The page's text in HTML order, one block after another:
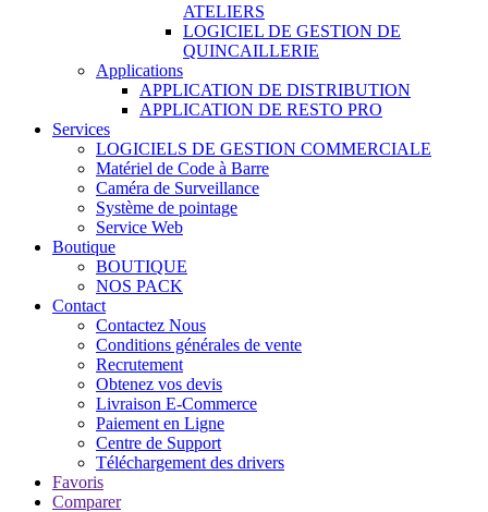
ATELIERS
LOGICIEL DE GESTION DE
QUINCAILLERIE
Applications
APPLICATION DE DISTRIBUTION
APPLICATION DE RESTO PRO
Services
LOGICIELS DE GESTION COMMERCIALE
Matériel de Code à Barre
Caméra de Surveillance
Système de pointage
Service Web
Boutique
BOUTIQUE
NOS PACK
Contact
Contactez Nous
Conditions générales de vente
Recrutement
Obtenez vos devis
Livraison E-Commerce
Paiement en Ligne
Centre de Support
Téléchargement des drivers
Favoris
Comparer